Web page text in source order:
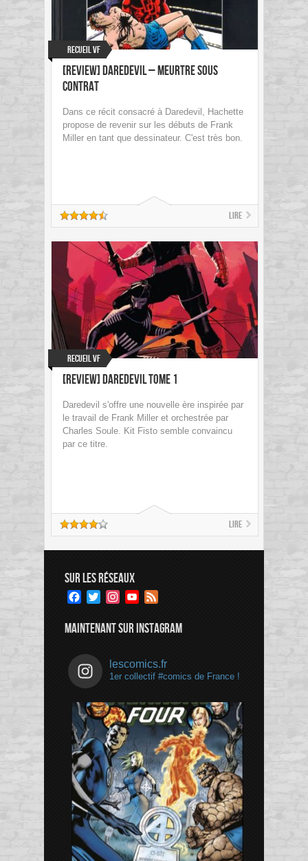
Recueil VF
[Review] Daredevil – Meurtre sous
contrat
Dans ce récit consacré à Daredevil, Hachette
propose de revenir sur les débuts de Frank
Miller en tant que dessinateur. C'est très bon.
Lire
Recueil VF
[Review] Daredevil Tome 1
Daredevil s'offre une nouvelle ère inspirée par
le travail de Frank Miller et orchestrée par
Charles Soule. Kit Fisto semble convaincu
par ce titre.
Lire
SUR LES RÉSEAUX
Facebook
TwitterInstagramYouTube
MAINTENANT SUR INSTAGRAM
lescomics.fr
1er collectif #comics de France !